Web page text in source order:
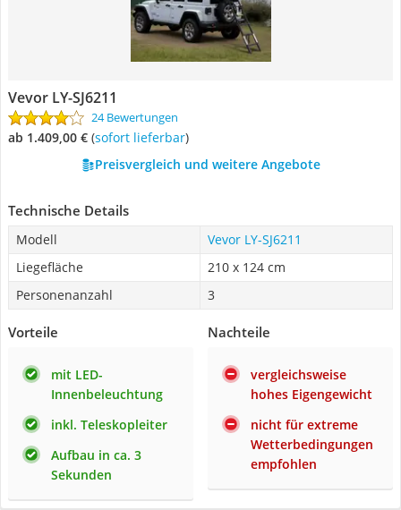
Vevor LY-SJ6211
24 Bewertungen
ab 1.409,00 € ( Sofort lieferbar)
Preisvergleich und weitere Angebote
Technische Details
Modell
Vevor LY-SJ6211
Liegefläche
210 x 124 cm
Personenanzahl
3
Vorteile
mit LED-
Innenbeleuchtung
inkl. Teleskopleiter
Aufbau in ca. 3
Sekunden
Nachteile
vergleichsweise
hohes Eigengewicht
nicht für extreme
Wetterbedingungen
empfohlen